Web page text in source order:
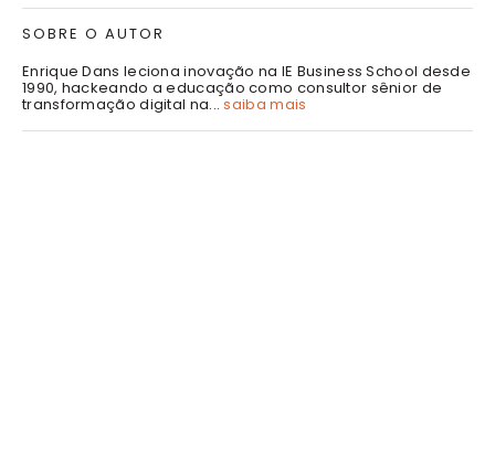
SOBRE O AUTOR
Enrique Dans leciona inovação na IE Business School desde
1990, hackeando a educação como consultor sênior de
transformação digital na...saiba mais